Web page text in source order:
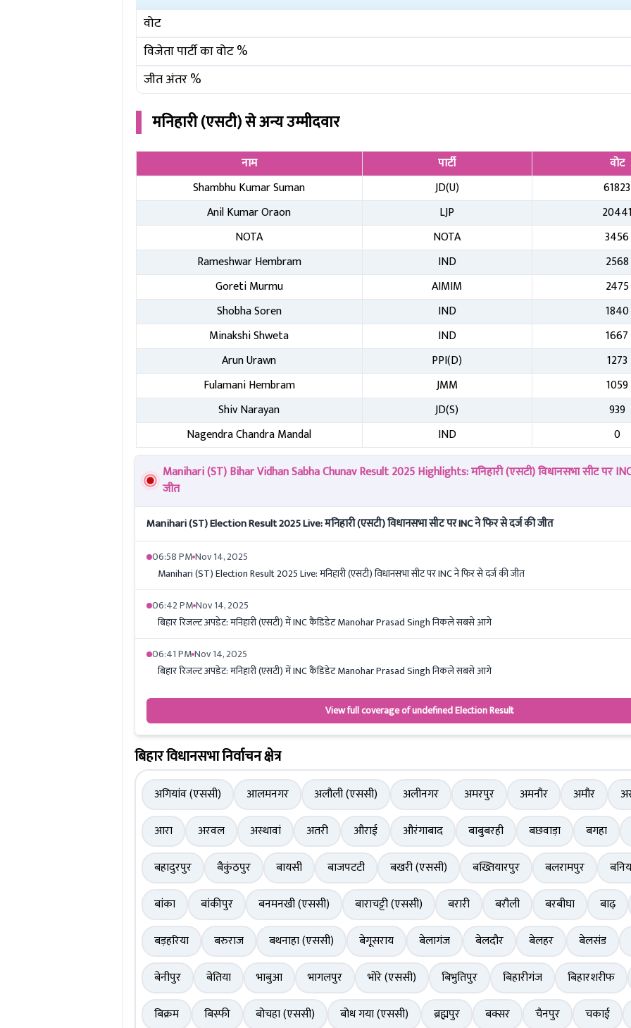
वोट
विजेता पार्टी का वोट %
जीत अंतर %
मनिहारी (एसटी)से अन्य उम्मीदवार
नाम पार्टी
वोट
Shambhu Kumar Suman
JD(U)
61823
Anil Kumar Oraon
LJP
20441
NOTA
NOTA
3456
Rameshwar Hembram
IND
2568
Goreti Murmu
AIMIM
2475
Shobha Soren
IND
1840
Minakshi Shweta
IND
1667
Arun Urawn
PPI(D)
1273
Fulamani Hembram
JMM
1059
Shiv Narayan
JD(S)
939
Nagendra Chandra Mandal
IND
0
Manihari (ST) Bihar Vidhan Sabha Chunav Result 2025 Highlights: मनिहारी (एसटी) विधानसभा सीट पर
जीत
Manihari (ST) Election Result 2025 Live: मनिहारी (एसटी) विधानसभा सीट पर INC ने फिर से दर्ज की जीत
06:58 PMNov 14, 2025
Manihari (ST) Election Result 2025 Live: मनिहारी (एसटी) विधानसभा सीट पर INC ने फिर से दर्ज की जीत
06:42 PMNov 14, 2025
बिहार रिजल्ट अपडेट: मनिहारी (एसटी) में INC कैंडिडेट Manohar Prasad Singh निकले सबसे आगे
06:41 PMNov 14, 2025
बिहार रिजल्ट अपडेट: मनिहारी (एसटी) में INC कैंडिडेट Manohar Prasad Singh निकले सबसे आगे
View full coverage of undefined Election Result
बिहार विधानसभा निर्वाचन क्षेत्र
अगियांव (एससी) आलमनगर अलौली (एससी) अलीनगर अमरपुर अमनौर अमौर
आरा
अरवल अस्थावां अतरी औराई औरंगाबाद बाबुबरही बछवाड़ा बगहा
बहादुरपुर
बैकुंठपुर बायसी बाजपटटी बखरी (एससी) बख्तियारपुर बलरामपुर
बांका
बांकीपुर बनमनखी (एससी) बाराचट्टी (एससी) बरारी बरौली बरबीघा बाढ़
बड़हरिया
बरुराज बथनाहा (एससी) बेगूसराय बेलागंज बेलदौर बेलहर बेलसंड
बेनीपुर
बेतिया भाबुआ भागलपुर भोरे (एससी) बिभुतिपुर बिहारीगंज बिहारशरीफ
बिक्रम
बिस्फी बोचहा (एससी) बोध गया (एससी) ब्रह्मपुर बक्सर चैनपुर चकाई